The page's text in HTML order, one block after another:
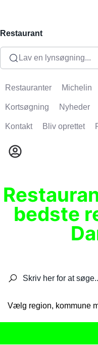
Restaurant
Lav en lynsøgning...
Restauranter Michelin
Kortsøgning Nyheder
Kontakt Bliv oprettet
bedste
Vælg region, kommune